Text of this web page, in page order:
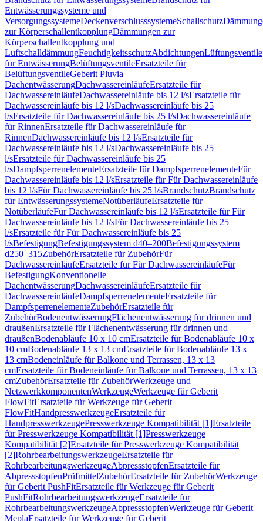
Entwässerungssysteme und
VersorgungssystemeDeckenverschlusssystemeSchallschutz
zur KörperschallentkopplungDämmungen zur
Körperschallentkopplung und
LuftschalldämmungFeuchtigkeitsschutzAbdichtungenLüftungsventile
für EntwässerungBelüftungsventileErsatzteile für
BelüftungsventileGeberit Pluvia
DachentwässerungDachwassereinläufeErsatzteile für
DachwassereinläufeDachwassereinläufe bis 12 l/sErsatzteile für
Dachwassereinläufe bis 12 l/sDachwassereinläufe bis 25
l/sErsatzteile für Dachwassereinläufe bis 25 l/sDachwassereinläufe
für RinnenErsatzteile für Dachwassereinläufe für
RinnenDachwassereinläufe bis 12 l/sErsatzteile für
Dachwassereinläufe bis 12 l/sDachwassereinläufe bis 25
l/sErsatzteile für Dachwassereinläufe bis 25
l/sDampfsperrenelementeErsatzteile für DampfsperrenelementeFür
Dachwassereinläufe bis 12 l/sErsatzteile für Für Dachwassereinläufe
bis 12 l/sFür Dachwassereinläufe bis 25 l/sBrandschutzBrandschutz
für EntwässerungssystemeNotüberläufeErsatzteile für
NotüberläufeFür Dachwassereinläufe bis 12 l/sErsatzteile für Für
Dachwassereinläufe bis 12 l/sFür Dachwassereinläufe bis 25
l/sErsatzteile für Für Dachwassereinläufe bis 25
l/sBefestigungBefestigungssystem d40–200Befestigungssystem
d250–315ZubehörErsatzteile für ZubehörFür
DachwassereinläufeErsatzteile für Für DachwassereinläufeFür
BefestigungKonventionelle
DachentwässerungDachwassereinläufeErsatzteile für
DachwassereinläufeDampfsperrenelementeErsatzteile für
DampfsperrenelementeZubehörErsatzteile für
ZubehörBodenentwässerungFlächenentwässerung für drinnen und
draußenErsatzteile für Flächenentwässerung für drinnen und
draußenBodenabläufe 10 x 10 cmErsatzteile für Bodenabläufe 10 x
10 cmBodenabläufe 13 x 13 cmErsatzteile für Bodenabläufe 13 x
13 cmBodeneinläufe für Balkone und Terrassen, 13 x 13
cmErsatzteile für Bodeneinläufe für Balkone und Terrassen, 13 x 13
cmZubehörErsatzteile für ZubehörWerkzeuge und
NetzwerkkomponentenWerkzeugeWerkzeuge für Geberit
FlowFitErsatzteile für Werkzeuge für Geberit
FlowFitHandpresswerkzeugeErsatzteile für
HandpresswerkzeugePresswerkzeuge Kompatibilität [1]Ersatzteile
für Presswerkzeuge Kompatibilität [1]Presswerkzeuge
Kompatibilität [2]Ersatzteile für Presswerkzeuge Kompatibilität
[2]RohrbearbeitungswerkzeugeErsatzteile für
RohrbearbeitungswerkzeugeAbpressstopfenErsatzteile für
AbpressstopfenPrüfmittelZubehörErsatzteile für ZubehörWerkzeuge
für Geberit PushFitErsatzteile für Werkzeuge für Geberit
PushFitRohrbearbeitungswerkzeugeErsatzteile für
RohrbearbeitungswerkzeugeAbpressstopfenWerkzeuge für Geberit
MeplaErsatzteile für Werkzeuge für Geberit